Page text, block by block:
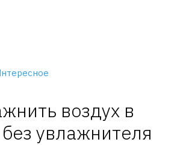
воздух в
увлажнителя